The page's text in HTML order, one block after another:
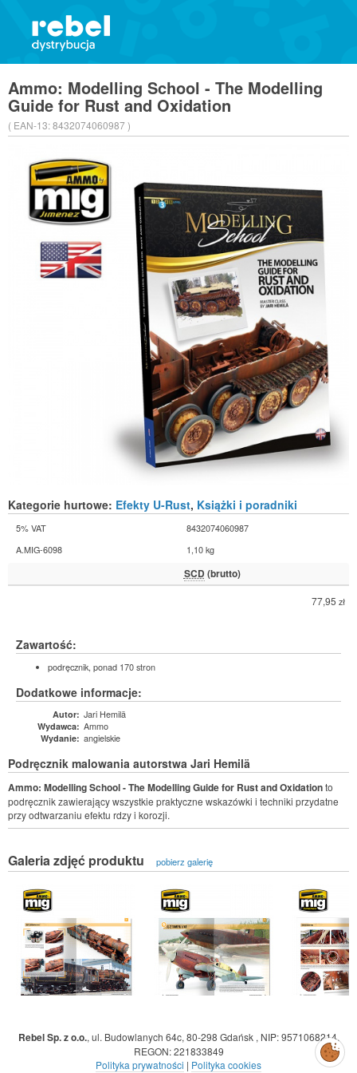
Ammo: Modelling School - The Modelling
Guide for Rust and Oxidation
( EAN-13:8432074060987 )
Kategorie hurtowe: Efekty U-Rust, Książki i poradniki
5% VAT
8432074060987
A.MIG-6098
1,10 kg
SCD (brutto)
77,95 zł
Zawartość:
podręcznik, ponad 170 stron
Dodatkowe informacje:
Autor: Jari Hemilä
Wydawca: Ammo
Wydanie: angielskie
Podręcznik malowania autorstwa Jari Hemilä
Ammo: Modelling School - The Modelling Guide for Rust and Oxidationto
podręcznik zawierający wszystkie praktyczne wskazówki i techniki przydatne
przy odtwarzaniu efektu rdzy i korozji.
Galeria zdjęć produktu pobierz galerię
Rebel Sp. z o.o., ul. Budowlanych 64c, 80-298 Gdańsk, NIP: 9571068214,
REGON: 221833849
Polityka prywatności | Polityka cookies
Zarządzaj
preferencjami
cookies